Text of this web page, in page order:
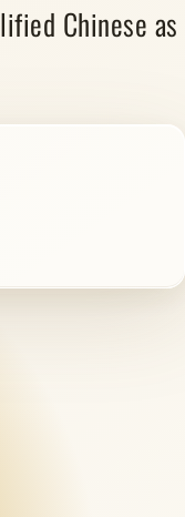
Chinese as